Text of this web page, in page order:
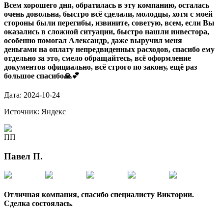
Всем хорошего дня, обратилась в эту компанию, осталась
очень довольна, быстро всё сделали, молодцы, хотя с моей
стороны были перегибы, извините, советую, всем, если Вы
оказались в сложной ситуации, быстро нашли инвестора,
особенно помогал Александр, даже выручил меня
деньгами на оплату непредвиденных расходов, спасибо ему
отдельно за это, смело обращайтесь, всё оформление
документов официально, всё строго по закону, ещё раз
большое спасибо🙏💕
Дата: 2024-10-24
Источник: Яндекс
ПП
Павел П.
Отличная компания, спасибо специалисту Виктории.
Сделка состоялась.